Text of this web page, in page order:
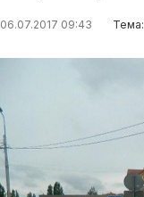
06.07.2017 09:43 Тема: